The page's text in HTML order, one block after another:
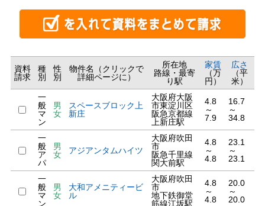
資料
請求
種
別
性
別
物件名（クリックで
詳細ページに）
所在地
路線・最寄
り駅
家賃
（万
円）
広さ
（平
米）
一
般
マ
ン
男
女
スペースブロック上
新庄
大阪府大阪
市東淀川区
阪急京都線
上新庄駅
4.8
～
7.9
16.7
～
34.8
一
般
ア
パ
男
女
アジアンタムハイツ
大阪府吹田
市
阪急千里線
関大前駅
4.8
～
4.8
23.1
～
23.1
一
般
マ
ン
男
女
大和アメニティービ
ル
大阪府吹田
市
地下鉄御堂
筋線江坂駅
4.8
～
4.8
20.0
～
20.0